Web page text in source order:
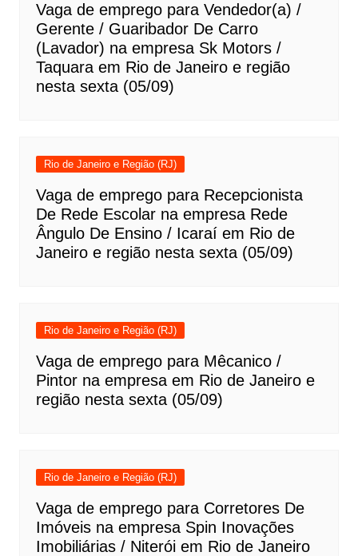
Vaga de emprego para Vendedor(a) /
Gerente / Guaribador De Carro
(Lavador) na empresa Sk Motors /
Taquara em Rio de Janeiro e região
nesta sexta (05/09)
Rio de Janeiro e Região (RJ)
Vaga de emprego para Recepcionista
De Rede Escolar na empresa Rede
Ângulo De Ensino / Icaraí em Rio de
Janeiro e região nesta sexta (05/09)
Rio de Janeiro e Região (RJ)
Vaga de emprego para Mêcanico /
Pintor na empresa em Rio de Janeiro e
região nesta sexta (05/09)
Rio de Janeiro e Região (RJ)
Vaga de emprego para Corretores De
Imóveis na empresa Spin Inovações
Imobiliárias / Niterói em Rio de Janeiro